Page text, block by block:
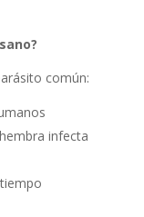
común:
infecta